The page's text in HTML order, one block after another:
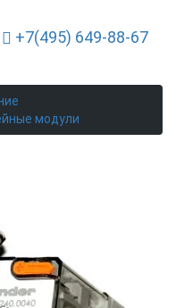
+7(495) 649-88-67
модули